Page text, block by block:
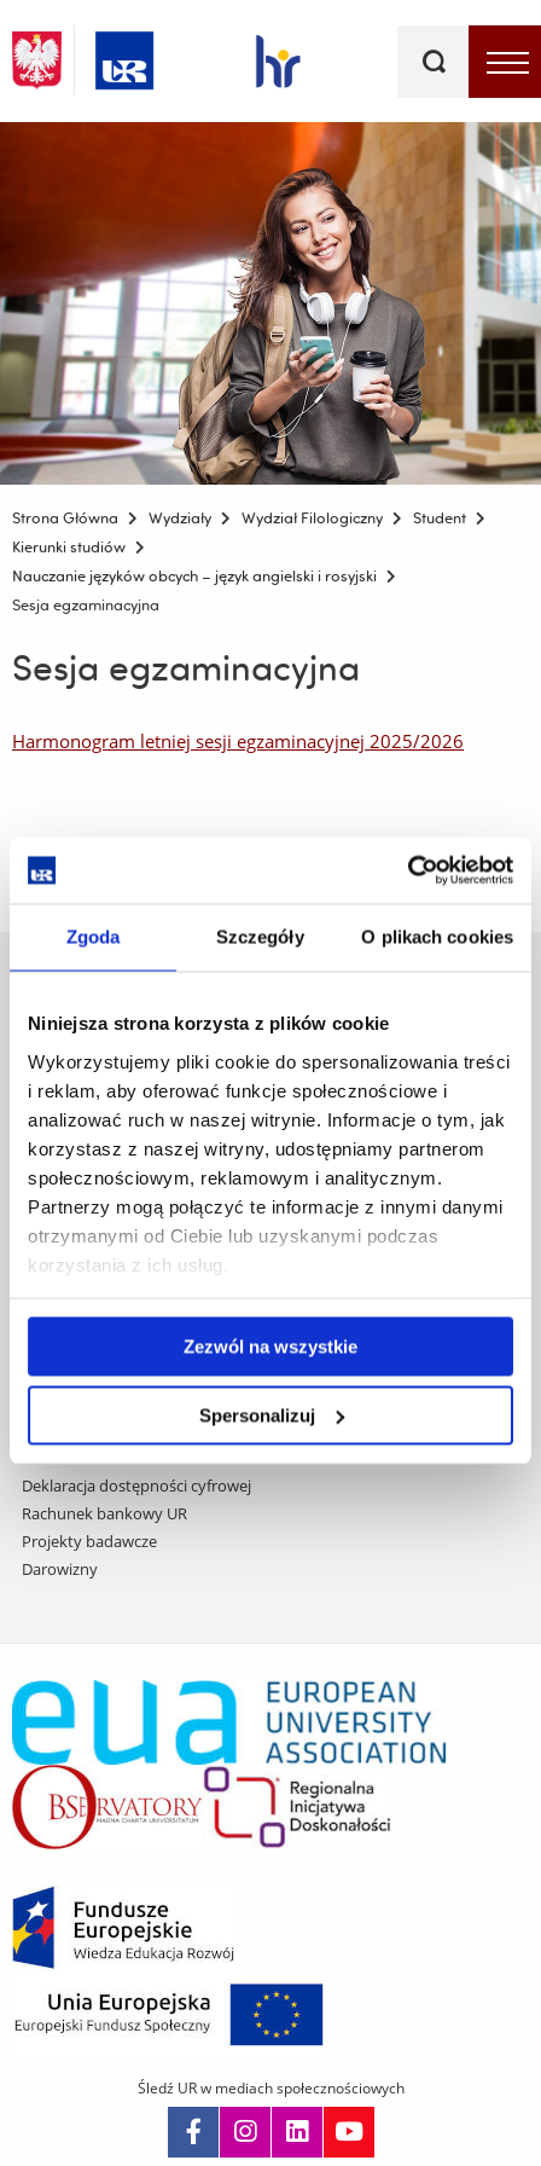
Zgoda Szczegóły O plikach cookies
Niniejsza strona korzysta z plików cookie
Wykorzystujemy pliki cookie do spersonalizowania treści
i reklam, aby oferować funkcje społecznościowe i
analizować ruch w naszej witrynie. Informacje o tym, jak
korzystasz z naszej witryny, udostępniamy partnerom
społecznościowym, reklamowym i analitycznym.
Partnerzy mogą połączyć te informacje z innymi danymi
otrzymanymi od Ciebie lub uzyskanymi podczas
korzystania z ich usług.
Zezwól na wszystkie
Spersonalizuj
kluczowe
Strona Główna Wydziały Wydział Filologiczny
Student
Kierunki studiów
Nauczanie języków obcych – język angielski i rosyjski
Sesja egzaminacyjna
Sesja egzaminacyjna
Harmonogram letniej sesji egzaminacyjnej 2025/2026
Al. Tadeusza Rejtana 16C
35-959 Rzeszów
Pomiń
nawigację
przejdź
do
treści
Polityka prywatności
Mapa serwisu
Biblioteka
Wydawnictwo
Covid info
Studia podyplomowe
Praca na UR
Fundusze strukturalne
Projekty współfinansowane przez UE
Projekty realizowane z KPO
Deklaracja dostępności cyfrowej
Rachunek bankowy UR
Projekty badawcze
Darowizny
Śledź UR w mediach społecznościowych